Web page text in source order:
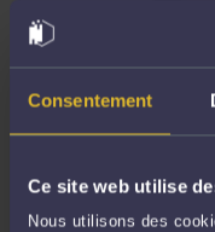
Consentement
Ce site web utilise
Nous utilisons des
RCC : UN INGÉNIEUR
PEUT EXIGER, A
L’ANNULATION (CASS.
Par Frédéric CHHUM le 10/